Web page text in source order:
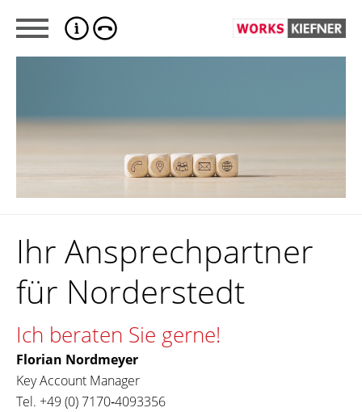
Ihr Ansprechpartner
für Norderstedt
Ich beraten Sie gerne!
Florian Nordmeyer
Key Account Manager
Tel. +49 (0) 7170‐4093356